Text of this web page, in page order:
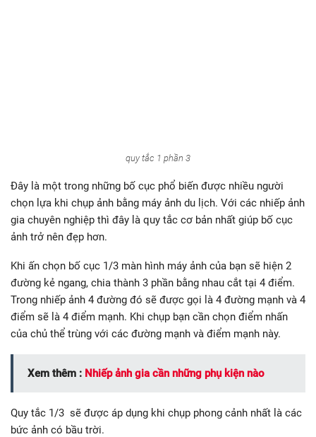
quy tắc 1 phần 3
Đây là một trong những bố cục phổ biến được nhiều người
chọn lựa khi chụp ảnh bằng máy ảnh du lịch. Với các nhiếp ảnh
gia chuyên nghiệp thì đây là quy tắc cơ bản nhất giúp bố cục
ảnh trở nên đẹp hơn.
Khi ấn chọn bố cục 1/3 màn hình máy ảnh của bạn sẽ hiện 2
đường kẻ ngang, chia thành 3 phần bằng nhau cắt tại 4 điểm.
Trong nhiếp ảnh 4 đường đó sẽ được gọi là 4 đường mạnh và 4
điểm sẽ là 4 điểm mạnh. Khi chụp bạn cần chọn điểm nhấn
của chủ thể trùng với các đường mạnh và điểm mạnh này.
Xem thêm : Nhiếp ảnh gia cần những phụ kiện nào
Quy tắc 1/3 sẽ được áp dụng khi chụp phong cảnh nhất là các
bức ảnh có bầu trời.